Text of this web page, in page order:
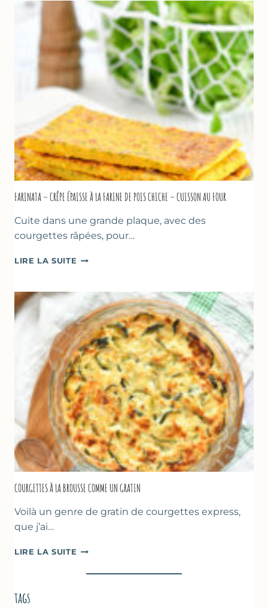
LA
BIÈRE
–
COMME
À
MARSEILLE
FARINATA – CRÊPE ÉPAISSE À LA FARINE DE POIS CHICHE – CUISSON AU FOUR
Cuite dans une grande plaque, avec des
courgettes râpées, pour…
LIRE LA SUITE FARINATA
ÉPAISSE
À
LA
FARINE
DE
POIS
CHICHE
–
CUISSON
AU
FOUR
COURGETTES À LA BROUSSE COMME UN GRATIN
Voilà un genre de gratin de courgettes express,
que j’ai…
LIRE LA SUITE COURGETTES
LA
tags